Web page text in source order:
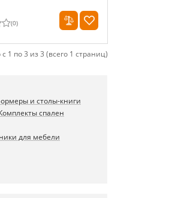
(0)
1 по 3 из 3 (всего 1 страниц)
и столы-книги
спален
для мебели